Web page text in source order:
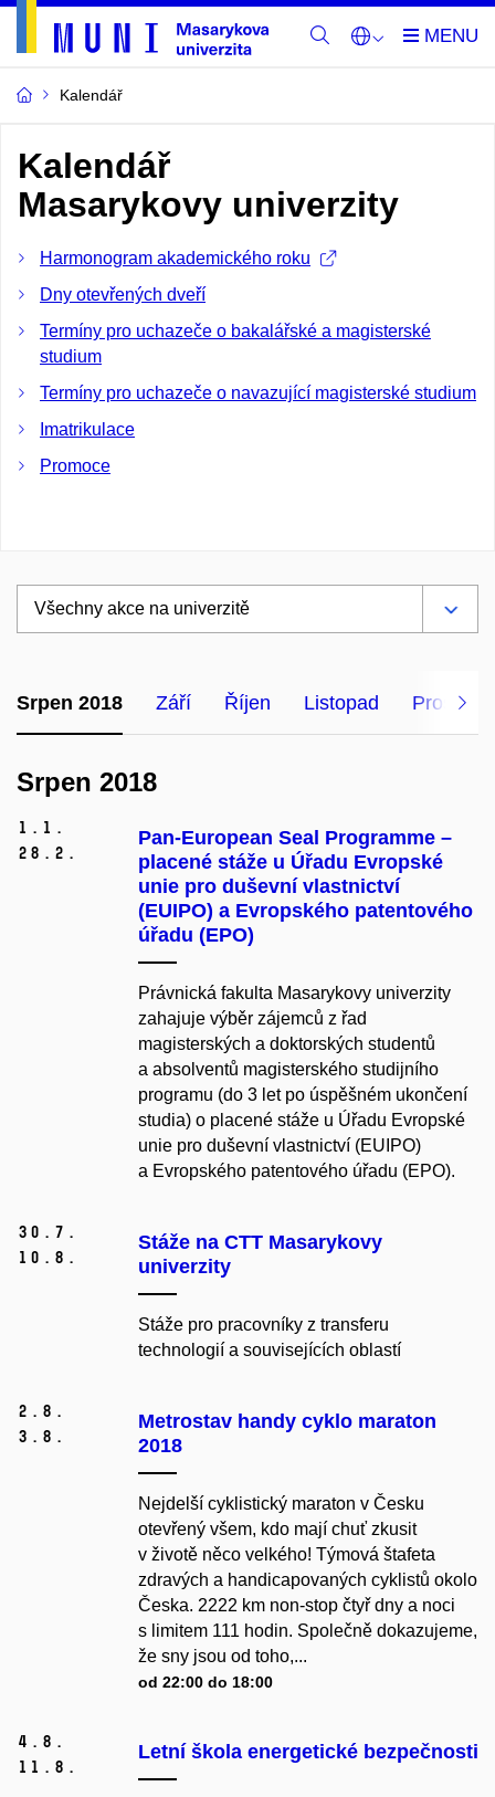
Kalendář
Kalendář
Masarykovy univerzity
Harmonogram akademického roku
Dny otevřených dveří
Termíny pro uchazeče o bakalářské a magisterské
studium
Termíny pro uchazeče o navazující magisterské studium
Imatrikulace
Promoce
Srpen 2018 Září Říjen Listopad Prosinec
Srpen 2018
1. 1.
28. 2.
Pan-European Seal Programme –
placené stáže u Úřadu Evropské
unie pro duševní vlastnictví
(EUIPO) a Evropského patentového
úřadu (EPO)
Právnická fakulta Masarykovy univerzity
zahajuje výběr zájemců z řad
magisterských a doktorských studentů
a absolventů magisterského studijního
programu (do 3 let po úspěšném ukončení
studia) o placené stáže u Úřadu Evropské
unie pro duševní vlastnictví (EUIPO)
a Evropského patentového úřadu (EPO).
30. 7.
10. 8.
Stáže na CTT Masarykovy
univerzity
Stáže pro pracovníky z transferu
technologií a souvisejících oblastí
2. 8.
3. 8.
Metrostav handy cyklo maraton
2018
Nejdelší cyklistický maraton v Česku
otevřený všem, kdo mají chuť zkusit
v životě něco velkého! Týmová štafeta
zdravých a handicapovaných cyklistů okolo
Česka. 2222 km non-stop čtyř dny a noci
s limitem 111 hodin. Společně dokazujeme,
že sny jsou od toho,...
od 22:00 do 18:00
4. 8.
11. 8.
Letní škola energetické bezpečnosti